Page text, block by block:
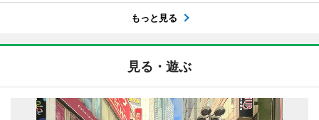
もっと見る
見る・遊ぶ